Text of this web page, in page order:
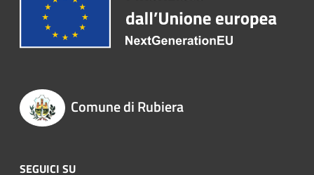
Comune di Rubiera
SEGUICI SU